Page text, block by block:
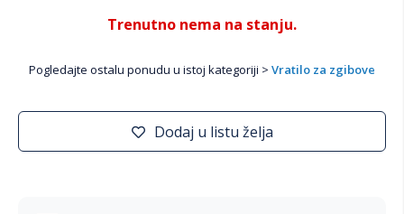
Trenutno nema na stanju.
Pogledajte ostalu ponudu u istoj kategoriji > Vratilo za zgibove
Dodaj u listu želja